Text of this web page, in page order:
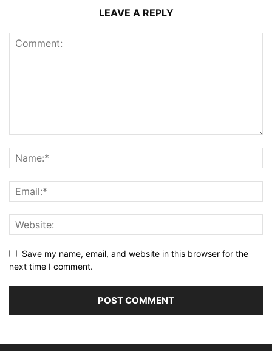
LEAVE A REPLY
Save my name, email, and website in this browser for the
next time I comment.